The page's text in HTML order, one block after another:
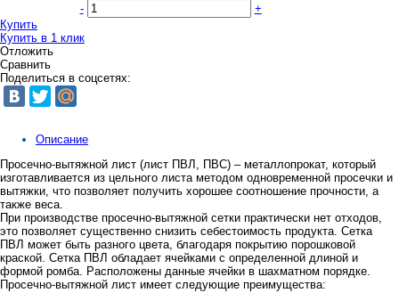
-
+
Купить
Купить в 1 клик
Отложить
Сравнить
Поделиться в соцсетях:
Описание
Просечно-вытяжной лист (лист ПВЛ, ПВС) – металлопрокат, который
изготавливается из цельного листа методом одновременной просечки и
вытяжки, что позволяет получить хорошее соотношение прочности, а
также веса.
При производстве просечно-вытяжной сетки практически нет отходов,
это позволяет существенно снизить себестоимость продукта. Сетка
ПВЛ может быть разного цвета, благодаря покрытию порошковой
краской. Сетка ПВЛ обладает ячейками с определенной длиной и
формой ромба. Расположены данные ячейки в шахматном порядке.
Просечно-вытяжной лист имеет следующие преимущества: